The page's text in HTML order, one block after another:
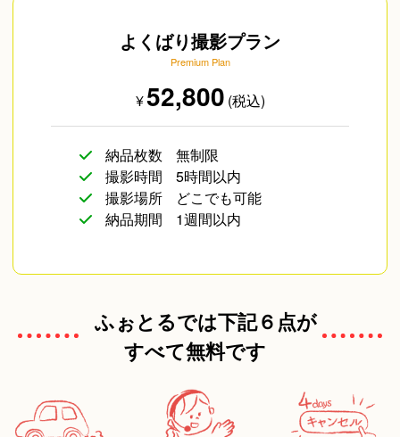
よくばり撮影プラン
Premium Plan
¥52,800 (税込)
納品枚数
無制限
撮影時間
5時間以内
撮影場所
どこでも可能
納品期間
1週間以内
ふぉとるでは下記６点が
すべて無料です